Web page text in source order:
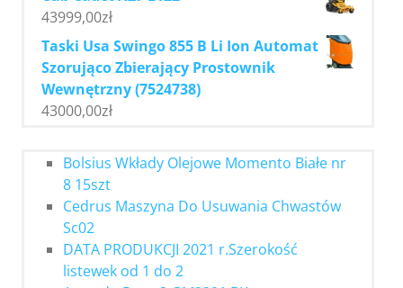
43999,00zł
Taski Usa Swingo 855 B Li Ion Automat
Szorująco Zbierający Prostownik
Wewnętrzny (7524738)
43000,00zł
Bolsius Wkłady Olejowe Momento Białe nr
8 15szt
Cedrus Maszyna Do Usuwania Chwastów
Sc02
DATA PRODUKCJI 2021 r.Szerokość
listewek od 1 do 2